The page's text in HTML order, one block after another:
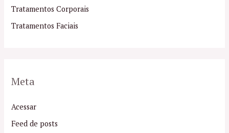
Tratamentos Corporais
Tratamentos Faciais
Meta
Acessar
Feed de posts